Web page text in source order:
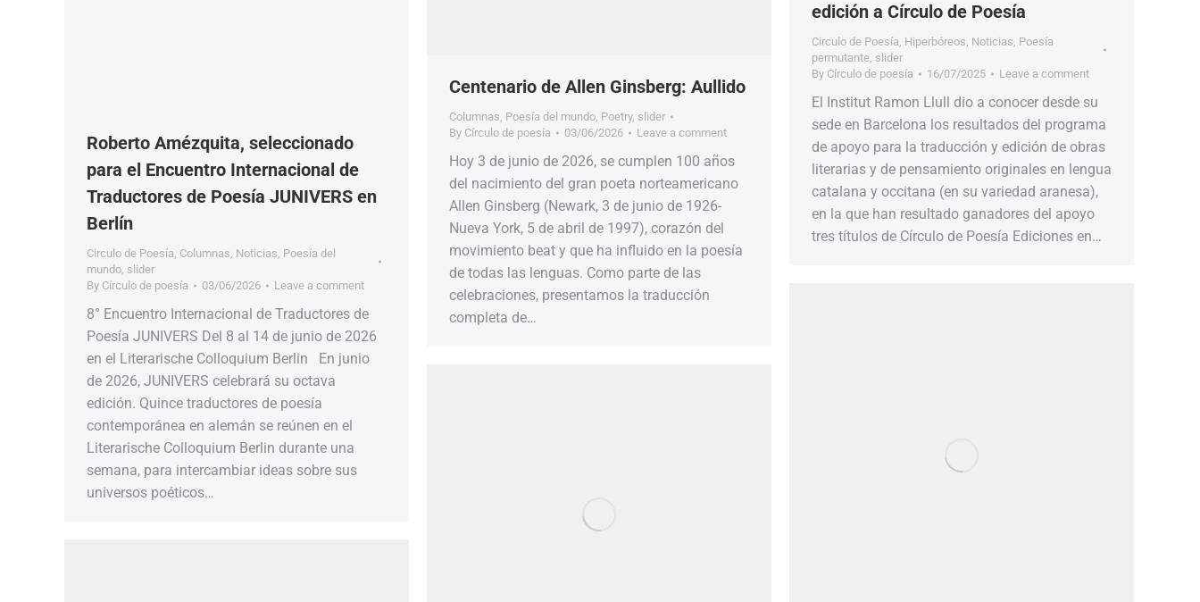
Centenario de Allen Ginsberg: Aullido
Columnas, Poesía del mundo, Poetry, slider
By Círculo de poesía 03/06/2026 Leave a comment
Hoy 3 de junio de 2026, se cumplen 100 años
del nacimiento del gran poeta norteamericano
Allen Ginsberg (Newark, 3 de junio de 1926-
Nueva York, 5 de abril de 1997), corazón del
movimiento beat y que ha influido en la poesía
de todas las lenguas. Como parte de las
celebraciones, presentamos la traducción
completa de…
Roberto Amézquita, seleccionado
para el Encuentro Internacional de
Traductores de Poesía JUNIVERS en
Berlín
Circulo de Poesía, Columnas, Noticias, Poesía del
mundo, slider
By Círculo de poesía 03/06/2026 Leave a comment
8° Encuentro Internacional de Traductores de
Poesía JUNIVERS Del 8 al 14 de junio de 2026
en el Literarische Colloquium Berlin En junio
de 2026, JUNIVERS celebrará su octava
edición. Quince traductores de poesía
contemporánea en alemán se reúnen en el
Literarische Colloquium Berlin durante una
semana, para intercambiar ideas sobre sus
universos poéticos…
edición a Círculo de Poesía
Circulo de Poesía, Hiperbóreos, Noticias, Poesía
permutante, slider
By Círculo de poesía 16/07/2025 Leave a comment
El Institut Ramon Llull dio a conocer desde su
sede en Barcelona los resultados del programa
de apoyo para la traducción y edición de obras
literarias y de pensamiento originales en lengua
catalana y occitana (en su variedad aranesa),
en la que han resultado ganadores del apoyo
tres títulos de Círculo de Poesía Ediciones en…